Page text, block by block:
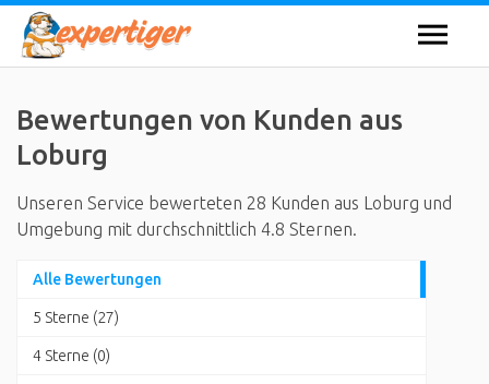
Bewertungen von Kunden aus
Loburg
Unseren Service bewerteten 28 Kunden aus Loburg und
Umgebung mit durchschnittlich 4.8 Sternen.
Alle Bewertungen
5 Sterne (27)
4 Sterne (0)